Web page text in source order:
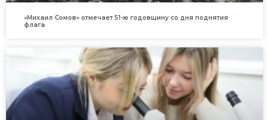
«Михаил Сомов» отмечает 51-ю годовщину со дня поднятия
флага